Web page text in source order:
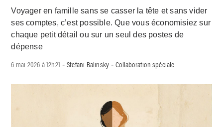
Voyager en famille sans se casser la tête et sans vider
ses comptes, c’est possible. Que vous économisiez sur
chaque petit détail ou sur un seul des postes de
dépense
6 mai 2026 à 12h21 -Stefani Balinsky -Collaboration spéciale